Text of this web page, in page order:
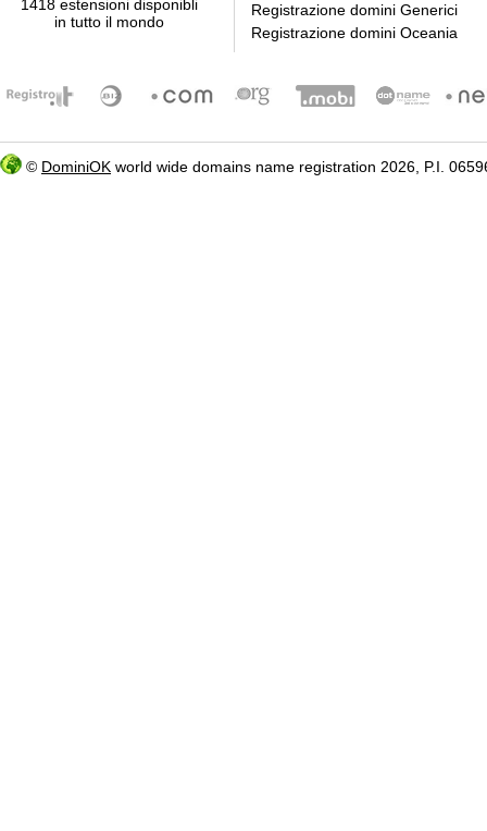
1418 estensioni disponibli
in tutto il mondo
Registrazione domini Generici
Registrazione domini Oceania
© DominiOK world wide domains name registration 2026, P.I.